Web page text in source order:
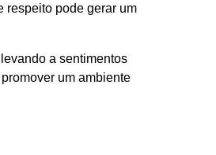
respeito pode gerar um
a sentimentos
um ambiente